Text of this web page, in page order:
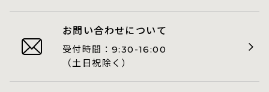
お問い合わせについて
受付時間： 9:30-16:00
（土日祝除く）